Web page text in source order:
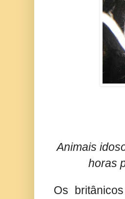
Animais
horas
Os